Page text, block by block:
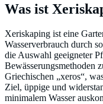
Was ist
Xeriskaping ist eine
Wasserverbrauch durch
die Auswahl geeigneter
Bewässerungsmethoden
Griechischen „xeros“,
Ziel, üppige und
minimalem Wasser